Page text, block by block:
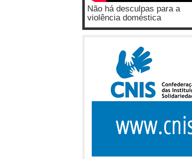
Não há desculpas para a
violência doméstica